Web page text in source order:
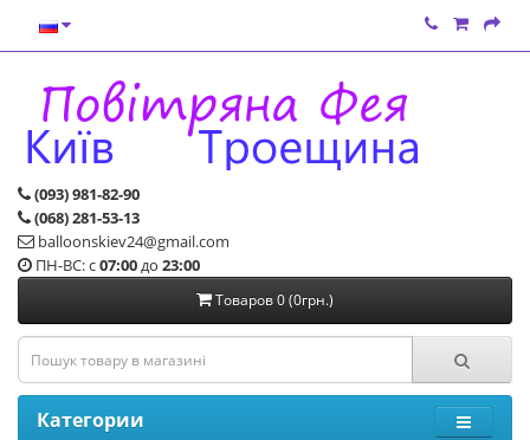
(093) 981-82-90
(068) 281-53-13
balloonskiev24@gmail.com
ПН-ВС: с07:00до 23:00
Товаров 0 (0грн.)
Категории